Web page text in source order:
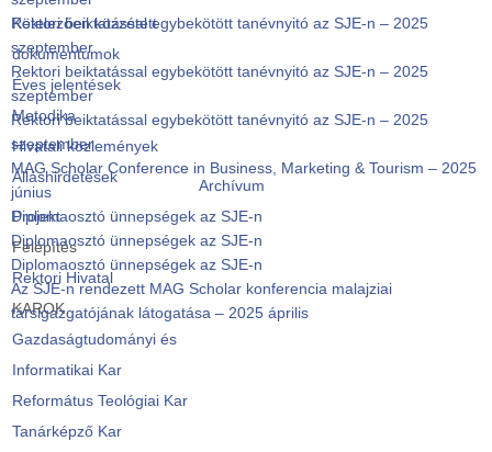
Kötelezően közzétett
dokumentumok
Éves jelentések
Metodika
Hivatali közlemények
Álláshirdetések
Archívum
Projekt
Felépítés
Rektori Hivatal
KAROK
Gazdaságtudományi és
Informatikai Kar
Református Teológiai Kar
Tanárképző Kar
Rektori beiktatással egybekötött tanévnyitó az SJE-n – 2025
szeptember
Rektori beiktatással egybekötött tanévnyitó az SJE-n – 2025
szeptember
Rektori beiktatással egybekötött tanévnyitó az SJE-n – 2025
szeptember
MAG Scholar Conference in Business, Marketing & Tourism – 2025
június
Diplomaosztó ünnepségek az SJE-n
Diplomaosztó ünnepségek az SJE-n
Diplomaosztó ünnepségek az SJE-n
Az SJE-n rendezett MAG Scholar konferencia malajziai
társigazgatójának látogatása – 2025 április